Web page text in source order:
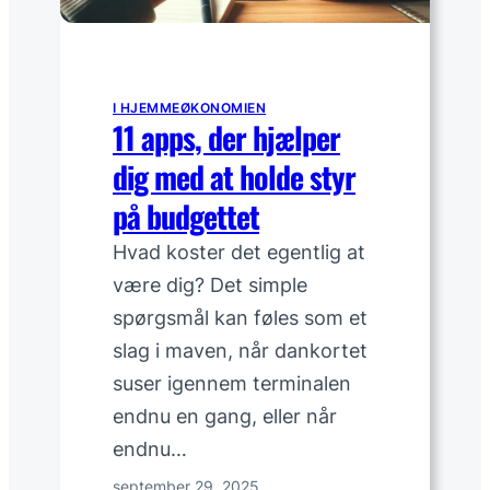
b
e
r
,
d
u
k
a
n
u
n
d
å
I HJEMMEØKONOMIEN
11 apps, der hjælper
dig med at holde styr
på budgettet
Hvad koster det egentlig at
være dig? Det simple
spørgsmål kan føles som et
slag i maven, når dankortet
suser igennem terminalen
endnu en gang, eller når
endnu…